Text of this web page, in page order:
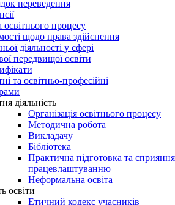
переведення
процесу
щодо права здійснення
діяльності у сфері
передвищої освіти
та освітньо-професійні
діяльність
Організація освітнього процесу
Методична робота
Викладачу
Бібліотека
Практична підготовка та сприяння
працевлаштуванню
Неформальна освіта
освіти
Етичний кодекс учасників